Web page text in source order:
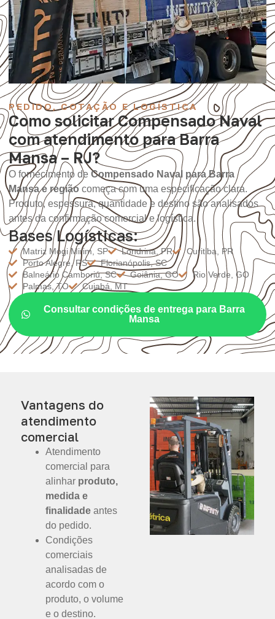
PEDIDO, COTAÇÃO E LOGÍSTICA
Como solicitar Compensado Naval
com atendimento para Barra
Mansa – RJ?
O fornecimento de Compensado Naval para Barra
Mansa e região começa com uma especificação clara.
Produto, espessura, quantidade e destino são analisados
antes da confirmação comercial e logística.
Bases Logísticas:
Matriz Mogi Mirim, SP Londrina, PR
Curitiba, PR
Porto Alegre, RS
Florianópolis, SC
Balneário Camboriú, SC
Goiânia, GO
Rio Verde, GO
Palmas, TO
Cuiabá, MT
Consultar condições de entrega para Barra
Mansa
Vantagens do
atendimento
comercial
Atendimento
comercial para
alinhar produto,
medida e
finalidade antes
do pedido.
Condições
comerciais
analisadas de
acordo com o
produto, o volume
e o destino.